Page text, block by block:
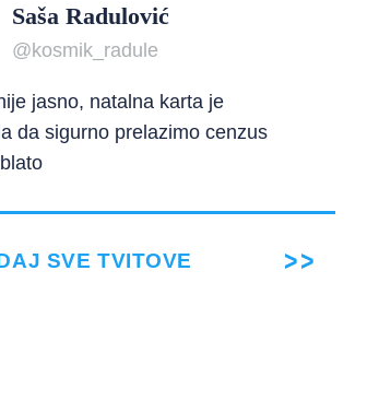
Saša Radulović
@kosmik_radule
jasno, natalna karta je
da sigurno prelazimo cenzus
SVE TVITOVE